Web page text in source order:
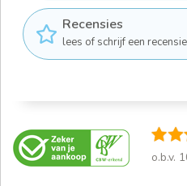
Recensies
lees of schrijf een recensie
o.b.v.